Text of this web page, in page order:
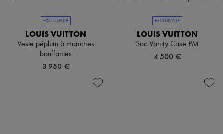
EXCLUSIVITÉ
LOUIS VUITTON
Veste péplum à manches
bouffantes
3 950 €
EXCLUSIVITÉ
LOUIS VUITTON
Sac Vanity Case PM
4 500 €